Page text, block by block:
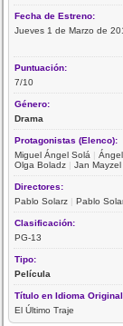
Fecha de Estreno:
Jueves 1 de Marzo de
Puntuación:
7/10
Género:
Drama
Protagonistas (Elenco):
Miguel Ángel Solá |
Olga Boladz |Jan Mayzel
Directores:
Pablo Solarz |Pablo
Clasificación:
PG-13
Tipo:
Película
Título en Idioma
El Último Traje